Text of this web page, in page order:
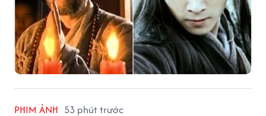
PHIM ẢNH 53 phút trước